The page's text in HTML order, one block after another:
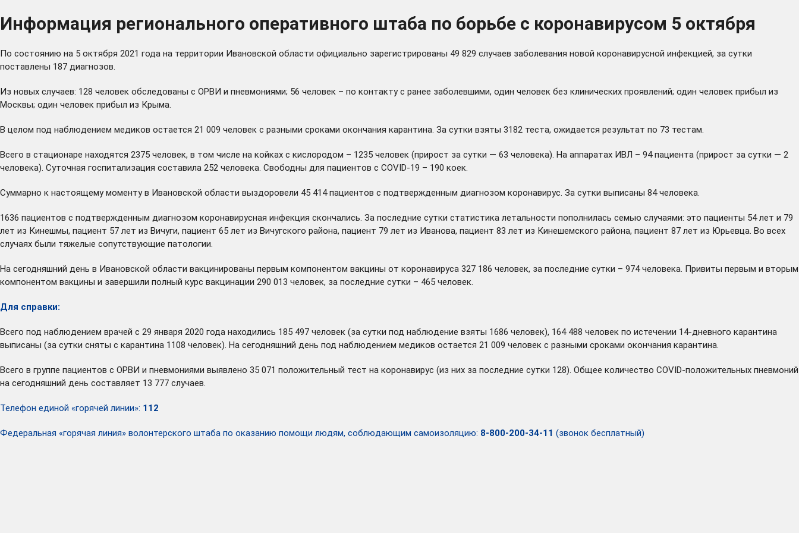
Информация регионального оперативного штаба по борьбе с коронавирусом 5 октября
По состоянию на 5 октября 2021 года на территории Ивановской области официально зарегистрированы 49 829 случаев заболевания новой коронавирусной инфекцией, за сутки
поставлены 187 диагнозов.
Из новых случаев: 128 человек обследованы с ОРВИ и пневмониями; 56 человек – по контакту с ранее заболевшими, один человек без клинических проявлений; один человек прибыл из
Москвы; один человек прибыл из Крыма.
В целом под наблюдением медиков остается 21 009 человек с разными сроками окончания карантина. За сутки взяты 3182 теста, ожидается результат по 73 тестам.
Всего в стационаре находятся 2375 человек, в том числе на койках с кислородом – 1235 человек (прирост за сутки — 63 человека). На аппаратах ИВЛ – 94 пациента (прирост за сутки — 2
человека). Суточная госпитализация составила 252 человека. Свободны для пациентов с COVID-19 – 190 коек.
Суммарно к настоящему моменту в Ивановской области выздоровели 45 414 пациентов с подтвержденным диагнозом коронавирус. За сутки выписаны 84 человека.
1636 пациентов с подтвержденным диагнозом коронавирусная инфекция скончались. За последние сутки статистика летальности пополнилась семью случаями: это пациенты 54 лет и 79
лет из Кинешмы, пациент 57 лет из Вичуги, пациент 65 лет из Вичугского района, пациент 79 лет из Иванова, пациент 83 лет из Кинешемского района, пациент 87 лет из Юрьевца. Во всех
случаях были тяжелые сопутствующие патологии.
На сегодняшний день в Ивановской области вакцинированы первым компонентом вакцины от коронавируса 327 186 человек, за последние сутки – 974 человека. Привиты первым и вторым
компонентом вакцины и завершили полный курс вакцинации 290 013 человек, за последние сутки – 465 человек.
Для справки:
Всего под наблюдением врачей с 29 января 2020 года находились 185 497 человек (за сутки под наблюдение взяты 1686 человек), 164 488 человек по истечении 14-дневного карантина
выписаны (за сутки сняты с карантина 1108 человек). На сегодняшний день под наблюдением медиков остается 21 009 человек с разными сроками окончания карантина.
Всего в группе пациентов с ОРВИ и пневмониями выявлено 35 071 положительный тест на коронавирус (из них за последние сутки 128). Общее количество COVID-положительных пневмоний
на сегодняшний день составляет 13 777 случаев.
Телефон единой «горячей линии»: 112
Федеральная «горячая линия» волонтерского штаба по оказанию помощи людям, соблюдающим самоизоляцию: 8-800-200-34-11 (звонок бесплатный)